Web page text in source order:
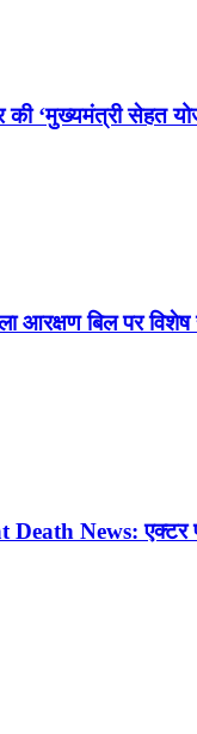
‘मुख्यमंत्री सेहत
आरक्षण बिल पर
News: एक्टर